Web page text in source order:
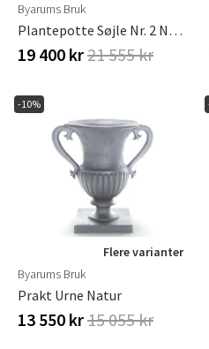
Byarums Bruk
Plantepotte Søjle Nr. 2 Natur
19 400 kr21 555 kr
-10%
Flere varianter
Byarums Bruk
Prakt Urne Natur
13 550 kr15 055 kr